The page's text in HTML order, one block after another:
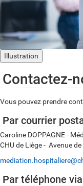
Illustration
Contactez-
Vous pouvez prendre
Par courrier
Caroline DOPPAGNE -
CHU de Liège - Avenue
Par téléphone